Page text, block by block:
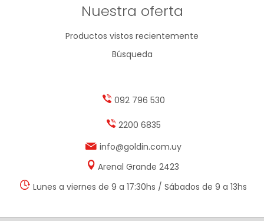
Nuestra oferta
Productos vistos recientemente
Búsqueda
092 796 530
2200 6835
info@goldin.com.uy
Arenal Grande 2423
Lunes a viernes de 9 a 17:30hs / Sábados de 9 a 13hs